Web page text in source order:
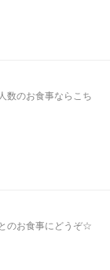
数のお食事ならこち
のお食事にどうぞ☆